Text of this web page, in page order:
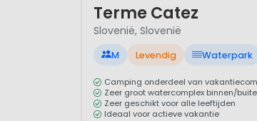
Terme Catez
Slovenië, Slovenië
M Levendig Waterpark
Camping onderdeel van
Zeer groot watercomplex binnen/
Zeer geschikt voor alle leeftijden
Ideaal voor actieve vakantie